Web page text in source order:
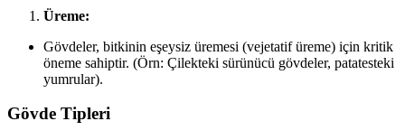
Üreme:
Gövdeler, bitkinin eşeysiz üremesi (vejetatif üreme) için kritik
öneme sahiptir. (Örn: Çilekteki sürünücü gövdeler, patatesteki
yumrular).
Gövde Tipleri